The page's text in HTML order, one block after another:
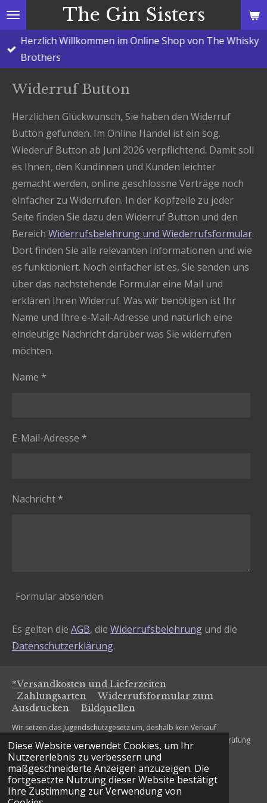
Diese Website verwendet Cookies, um Ihr
Nutzererlebnis zu verbessern und
maßgeschneiderte Anzeigen anzuzeigen. Die
fortgesetzte Nutzung dieser Website bestätigt
Ihre Zustimmung zur Verwendung von
Zum
Hauptinhalt
springen
The Gin Sisters
Herzlich Willkommen im Online Shop von The Whisky
Brothers
Widerruf Button
Herzlichen Glückwunsch, Sie haben den Widerruf
Button gefunden. Im Online Handel ist ein sog.
Wiederuf Button ab Juni 2026 verpflichtend. Damit soll
es Ihnen, den Kundinnen und Kunden leichter
gemacht werden, online geschlossne Verträge noch
einfacher zu Widerrufen. In der Kopfzeile zu jeder
Seite finden Sie dazu den Widerruf Button und den
Bereich Widerrufsbelehrung und Wiederrufsformular.
Dort finden Sie alle relevanten Informationen und wie
es funktioniert. Noch einfacher ist es, Sie senden uns
über das nachstehende Formular eine Mail und
erklären Ihren Widerruf. Was wir benötigen ist Ihr
Name und Ihre e-Mail-Adresse und natürlich eine
eindeutige Nachricht darüber was Sie widerrufen
möchten.
Name *
E-Mail-Adresse *
Nachricht *
Formular absenden
Es gelten die AGB, die Widerrufsbelehrung und die
Datenschutzerklärung.
*Versandkosten und Lieferzeiten
Zahlungsarten
Widerrufsformular zum
Ausdrucken
Bildquellen
Wir setzen das Jugendschutzgesetz um, deshalb kein Verkauf
alkoholischer Getränke an Personen unter 18 Jahren. Die Altersprüfung
erfolgt bei Bestellung.
www.massvoll-geniessen.de
© 2021 - 2026 The Gin Sisters